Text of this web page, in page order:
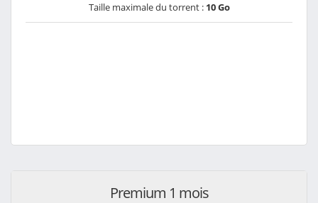
Taille maximale du torrent : 10 Go
Premium 1 mois